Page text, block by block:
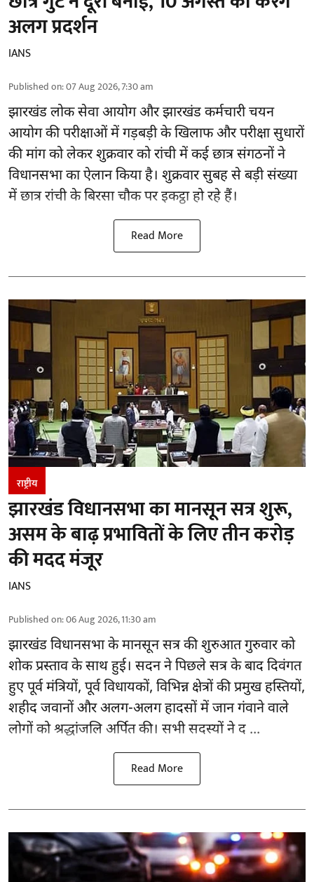
अलग प्रदर्शन
IANS
Published on:07 Aug 2026, 7:30 am
झारखंडलोक सेवा आयोग और झारखंड कर्मचारी चयन
आयोग की परीक्षाओं में गड़बड़ी के खिलाफ और परीक्षा सुधारों
की मांग को लेकर शुक्रवार को रांची में कई छात्र संगठनों ने
विधानसभा का ऐलान किया है। शुक्रवार सुबह से बड़ी संख्या
में छात्र रांची के बिरसा चौक पर इकट्ठा हो रहे हैं।
Read More
राष्ट्रीय
झारखंड विधानसभा का मानसून सत्र शुरू,
असम के बाढ़ प्रभावितों के लिए तीन करोड़
की मदद मंजूर
IANS
Published on:06 Aug 2026, 11:30 am
झारखंडविधानसभा के मानसून सत्र की शुरुआत गुरुवार को
शोक प्रस्ताव के साथ हुई। सदन ने पिछले सत्र के बाद दिवंगत
हुए पूर्व मंत्रियों, पूर्व विधायकों, विभिन्न क्षेत्रों की प्रमुख हस्तियों,
शहीद जवानों और अलग-अलग हादसों में जान गंवाने वाले
लोगों को श्रद्धांजलि अर्पित की। सभी सदस्यों ने द ...
Read More